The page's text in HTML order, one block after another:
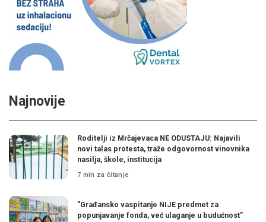
Najnovije
Roditelji iz Mrčajevaca NE ODUSTAJU: Najavili
novi talas protesta, traže odgovornost vinovnika
nasilja, škole, institucija
7 min za čitanje
”Građansko vaspitanje NIJE predmet za
popunjavanje fonda, već ulaganje u budućnost”